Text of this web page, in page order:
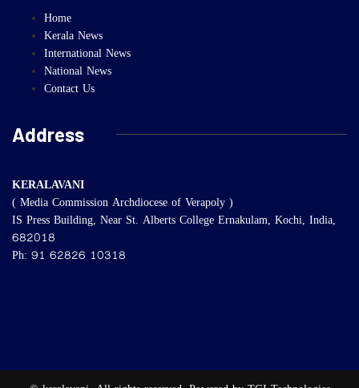
Home
Kerala News
International News
National News
Contact Us
Address
KERALAVANI
( Media Commission Archdiocese of Verapoly )
IS Press Building, Near St. Alberts College Ernakulam, Kochi, India,
682018
Ph: 91 62826 10318